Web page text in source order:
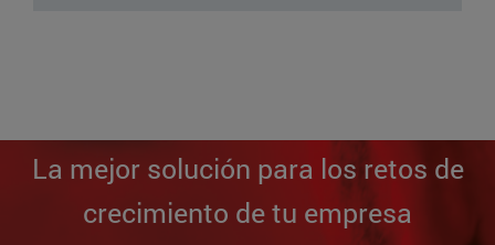
La mejor solución para los retos de
crecimiento de tu empresa